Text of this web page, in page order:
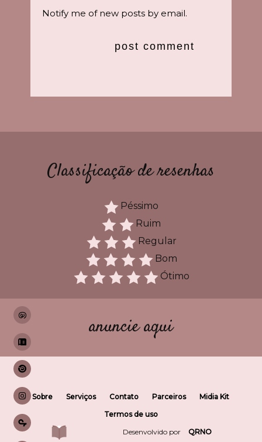
Notify me of new posts by email.
Classificação de resenhas
Péssimo
Ruim
Regular
Bom
Ótimo
anuncie aqui
Sobre Serviços Contato Parceiros
Midia Kit
Termos de uso
Desenvolvido por
QRNO